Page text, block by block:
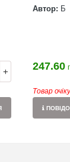
+
Автор: Б
247.60
Товар